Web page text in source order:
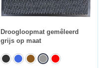
Droogloopmat gemêleerd
grijs op maat